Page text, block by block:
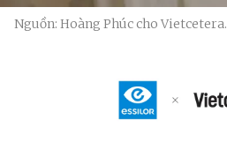
Nguồn: Hoàng Phúc cho Vietcetera.